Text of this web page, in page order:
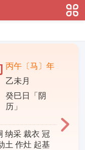
丙午〔马〕年
乙未月
癸巳日「阴
历」
纳采 裁衣 冠
土 作灶 起基